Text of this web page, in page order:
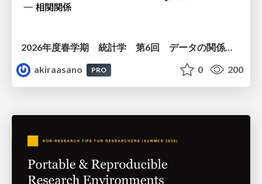
2026年度春学期 統計学 第6回 データの関係を知る（１）ー 相関関係 (2026. 5. 14)
akiraasano
PRO 0 200